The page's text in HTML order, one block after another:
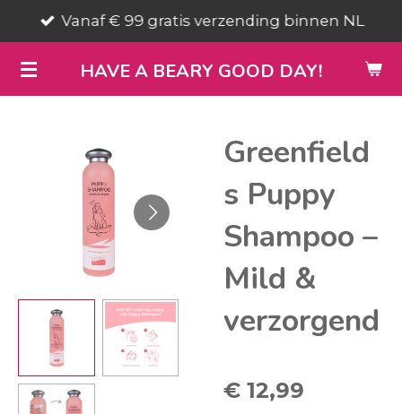
direct
naar
de
HAVE A BEARY GOOD DAY!
Vanaf € 99 gratis verzending binnen NL
Greenfield
s Puppy
Shampoo –
Mild &
verzorgend
€ 12,99